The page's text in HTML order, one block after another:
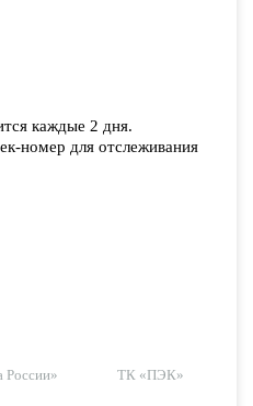
каждые 2 дня.
номер для отслеживания
России» ТК «ПЭК»